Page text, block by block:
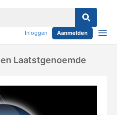
Inloggen Aanmelden
Laatstgenoemde